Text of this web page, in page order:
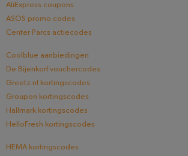
AliExpress coupons
ASOS promo codes
Center Parcs actiecodes
Coolblue aanbiedingen
De Bijenkorf vouchercodes
Greetz.nl kortingscodes
Groupon kortingscodes
Hallmark kortingscodes
HelloFresh kortingscodes
HEMA kortingscodes